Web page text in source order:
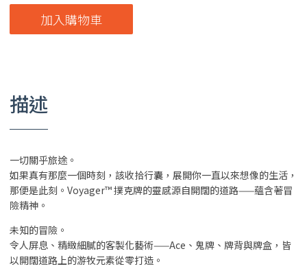
加入購物車
描述
一切關乎旅途。
如果真有那麼一個時刻，該收拾行囊，展開你一直以來想像的生活，
那便是此刻。Voyager™ 撲克牌的靈感源自開闊的道路——蘊含著冒
險精神。
未知的冒險。
令人屏息、精緻細膩的客製化藝術——Ace、鬼牌、牌背與牌盒，皆
以開闊道路上的游牧元素從零打造。